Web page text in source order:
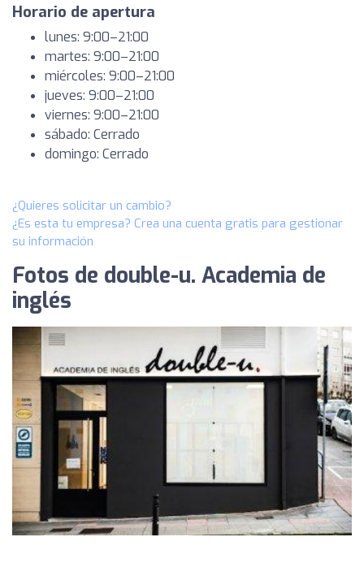
Horario de apertura
lunes: 9:00–21:00
martes: 9:00–21:00
miércoles: 9:00–21:00
jueves: 9:00–21:00
viernes: 9:00–21:00
sábado: Cerrado
domingo: Cerrado
¿Quieres solicitar un cambio?
¿Es esta tu empresa? Crea una cuenta gratis para gestionar
su información
Fotos de double-u. Academia de
inglés